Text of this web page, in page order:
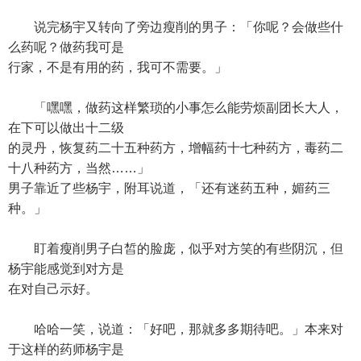
说完杨宇又转向了旁边瘦削的男子：「你呢？会做些什
么药呢？做药我可是
行家，不是有用的药，我可不需要。」
「嘿嘿，做药这样繁琐的小事怎么能劳烦副团长大人，
在下可以做出十二级
的灵丹，恢复药二十五种药方，增幅药十七种药方，毒药二
十八种药方，当然……」
男子靠近了些杨宇，附耳说道，「还有迷药五种，媚药三
种。」
盯着瘦削男子白皙的脸庞，似乎对方笑的有些阴沉，但
杨宇能感觉到对方是
在对自己示好。
哈哈一笑，说道：「好吧，那就多多期待吧。」本来对
于这样的药师杨宇是